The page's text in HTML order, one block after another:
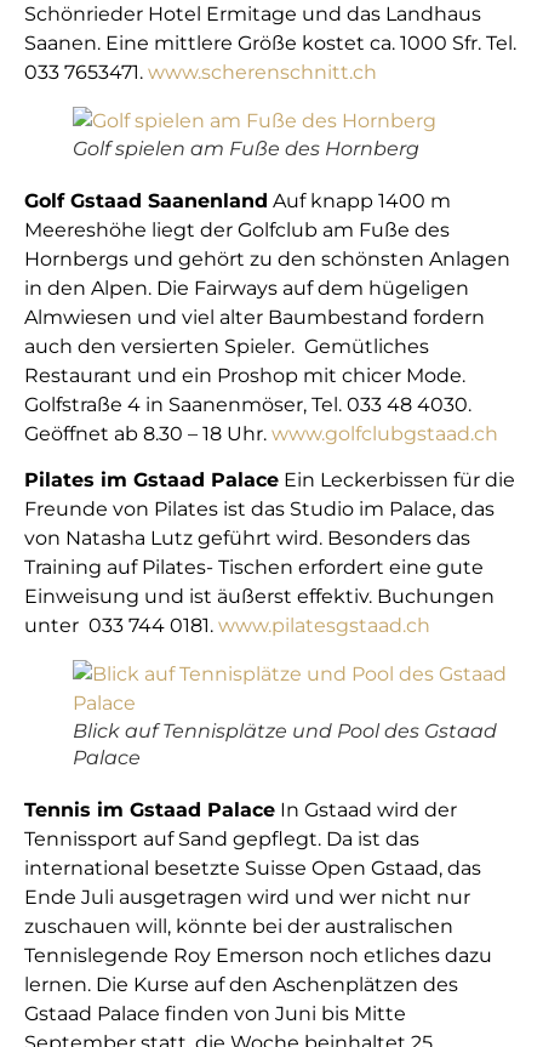
Schönrieder Hotel Ermitage und das Landhaus
Saanen. Eine mittlere Größe kostet ca. 1000 Sfr. Tel.
033 7653471. www.scherenschnitt.ch
Golf spielen am Fuße des Hornberg
Golf Gstaad Saanenland Auf knapp 1400 m
Meereshöhe liegt der Golfclub am Fuße des
Hornbergs und gehört zu den schönsten Anlagen
in den Alpen. Die Fairways auf dem hügeligen
Almwiesen und viel alter Baumbestand fordern
auch den versierten Spieler. Gemütliches
Restaurant und ein Proshop mit chicer Mode.
Golfstraße 4 in Saanenmöser, Tel. 033 48 4030.
Geöffnet ab 8.30 – 18 Uhr. www.golfclubgstaad.ch
Pilates im Gstaad Palace Ein Leckerbissen für die
Freunde von Pilates ist das Studio im Palace, das
von Natasha Lutz geführt wird. Besonders das
Training auf Pilates- Tischen erfordert eine gute
Einweisung und ist äußerst effektiv. Buchungen
unter 033 744 0181. www.pilatesgstaad.ch
Blick auf Tennisplätze und Pool des Gstaad
Palace
Tennis im Gstaad Palace In Gstaad wird der
Tennissport auf Sand gepflegt. Da ist das
international besetzte Suisse Open Gstaad, das
Ende Juli ausgetragen wird und wer nicht nur
zuschauen will, könnte bei der australischen
Tennislegende Roy Emerson noch etliches dazu
lernen. Die Kurse auf den Aschenplätzen des
Gstaad Palace finden von Juni bis Mitte